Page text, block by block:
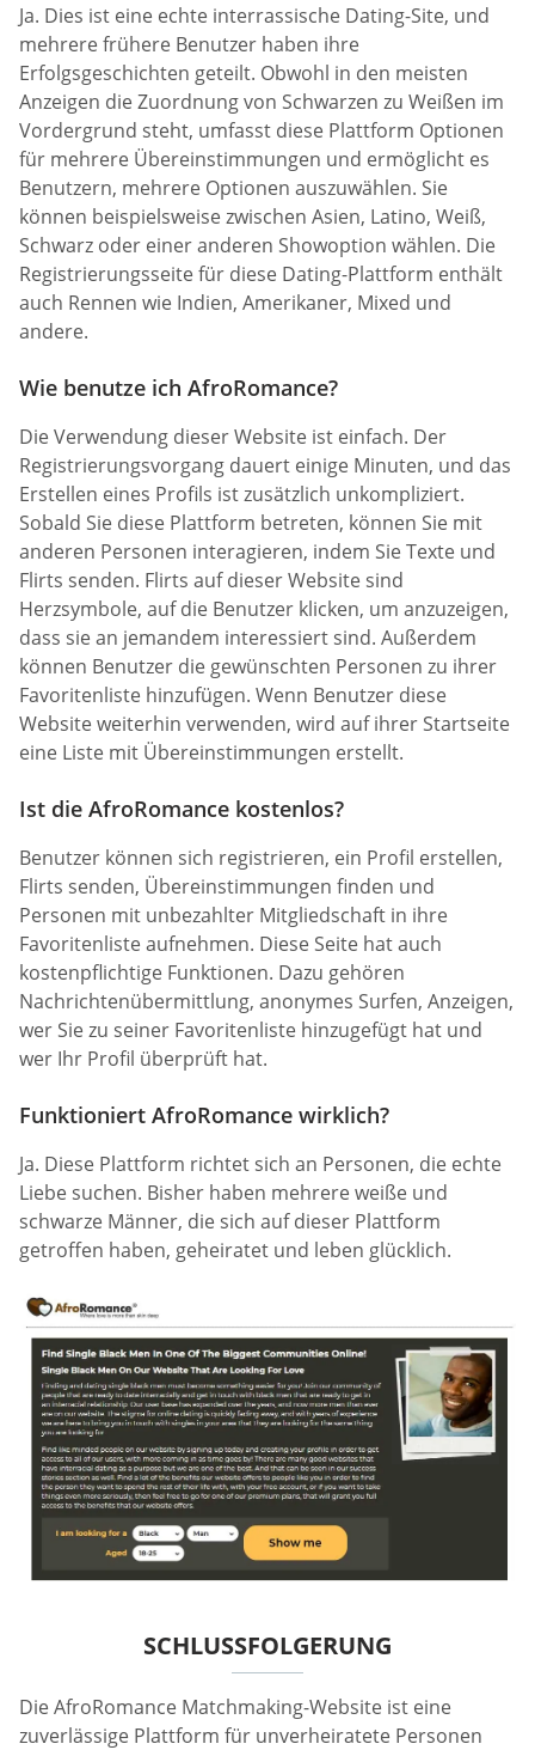
Ja. Dies ist eine echte interrassische Dating-Site, und
mehrere frühere Benutzer haben ihre
Erfolgsgeschichten geteilt. Obwohl in den meisten
Anzeigen die Zuordnung von Schwarzen zu Weißen im
Vordergrund steht, umfasst diese Plattform Optionen
für mehrere Übereinstimmungen und ermöglicht es
Benutzern, mehrere Optionen auszuwählen. Sie
können beispielsweise zwischen Asien, Latino, Weiß,
Schwarz oder einer anderen Showoption wählen. Die
Registrierungsseite für diese Dating-Plattform enthält
auch Rennen wie Indien, Amerikaner, Mixed und
andere.
Wie benutze ich AfroRomance?
Die Verwendung dieser Website ist einfach. Der
Registrierungsvorgang dauert einige Minuten, und das
Erstellen eines Profils ist zusätzlich unkompliziert.
Sobald Sie diese Plattform betreten, können Sie mit
anderen Personen interagieren, indem Sie Texte und
Flirts senden. Flirts auf dieser Website sind
Herzsymbole, auf die Benutzer klicken, um anzuzeigen,
dass sie an jemandem interessiert sind. Außerdem
können Benutzer die gewünschten Personen zu ihrer
Favoritenliste hinzufügen. Wenn Benutzer diese
Website weiterhin verwenden, wird auf ihrer Startseite
eine Liste mit Übereinstimmungen erstellt.
Ist die AfroRomance kostenlos?
Benutzer können sich registrieren, ein Profil erstellen,
Flirts senden, Übereinstimmungen finden und
Personen mit unbezahlter Mitgliedschaft in ihre
Favoritenliste aufnehmen. Diese Seite hat auch
kostenpflichtige Funktionen. Dazu gehören
Nachrichtenübermittlung, anonymes Surfen, Anzeigen,
wer Sie zu seiner Favoritenliste hinzugefügt hat und
wer Ihr Profil überprüft hat.
Funktioniert AfroRomance wirklich?
Ja. Diese Plattform richtet sich an Personen, die echte
Liebe suchen. Bisher haben mehrere weiße und
schwarze Männer, die sich auf dieser Plattform
getroffen haben, geheiratet und leben glücklich.
SCHLUSSFOLGERUNG
Die AfroRomance Matchmaking-Website ist eine
zuverlässige Plattform für unverheiratete Personen